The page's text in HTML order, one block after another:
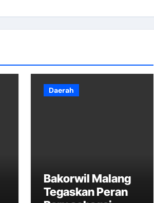
Daerah
Bakorwil Malang
Tegaskan Peran